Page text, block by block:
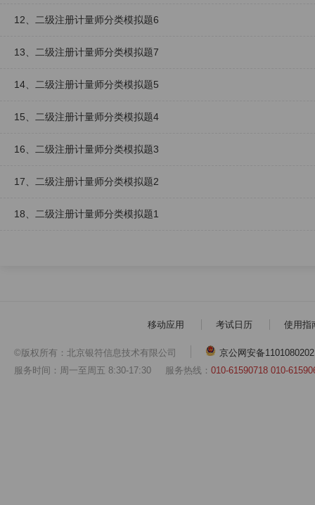
12、二级注册计量师分类模拟题6
13、二级注册计量师分类模拟题7
14、二级注册计量师分类模拟题5
15、二级注册计量师分类模拟题4
16、二级注册计量师分类模拟题3
17、二级注册计量师分类模拟题2
18、二级注册计量师分类模拟题1
移动应用 考试日历 使用指
©版权所有：北京银符信息技术有限公司
京公网安备
服务时间：周一至周五 8:30-17:30 服务热线： 010-61590718 010-